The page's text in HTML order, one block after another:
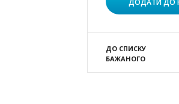
ДО СПИСКУ
БАЖАНОГО